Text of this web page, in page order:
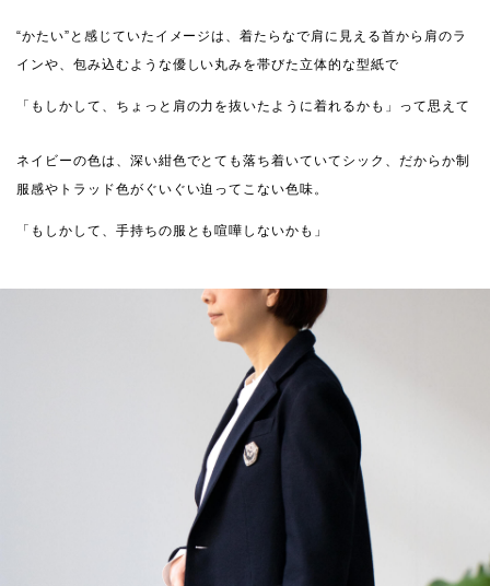
“かたい”と感じていたイメージは、着たらなで肩に見える首から肩のラ
インや、包み込むような優しい丸みを帯びた立体的な型紙で
「もしかして、ちょっと肩の力を抜いたように着れるかも」って思えて
ネイビーの色は、深い紺色でとても落ち着いていてシック、だからか制
服感やトラッド色がぐいぐい迫ってこない色味。
「もしかして、手持ちの服とも喧嘩しないかも」